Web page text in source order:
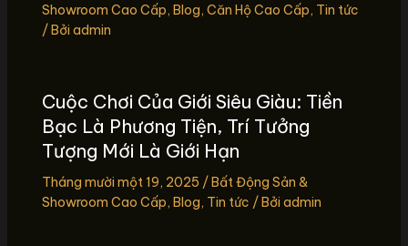
Showroom Cao Cấp, Blog, Căn Hộ Cao Cấp, Tin tức
/ Bởi admin
Cuộc Chơi Của Giới Siêu Giàu: Tiền
Bạc Là Phương Tiện, Trí Tưởng
Tượng Mới Là Giới Hạn
Tháng mười một 19, 2025 / Bất Động Sản &
Showroom Cao Cấp, Blog, Tin tức / Bởi admin